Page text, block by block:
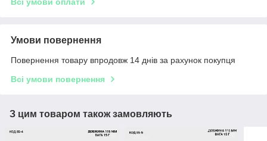
Всі умови оплати
Умови повернення
Повернення товару впродовж 14 днів за рахунок покупця
Всі умови повернення
З цим товаром також замовляють